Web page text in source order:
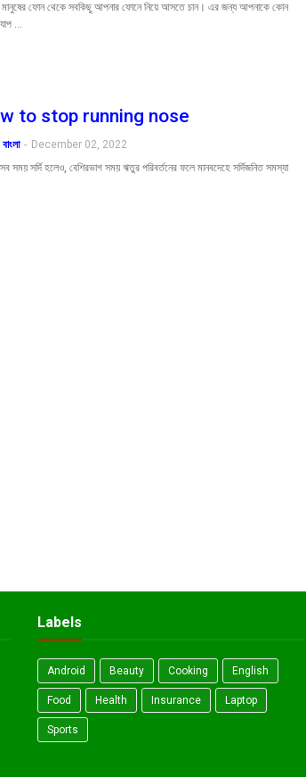
ফোন থেকে সবকিছু আপনার ফোনে নিয়ে আসতে চান। এর জন্য আপনাকে কোন
…
to stop running nose
- December 02, 2022
সময় সর্দি হলেও, বেশিরভাগ সময় ঋতুর পরিবর্তনের ফলে মানবদেহে সর্দিজনিত সমস্যা
Labels
Android Beauty Cooking English
Food Health Insurance Laptop
Sports